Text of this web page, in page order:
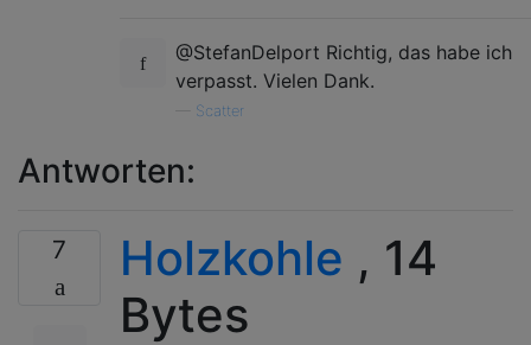
@StefanDelport Richtig, das habe ich
verpasst. Vielen Dank.
Scatter
Antworten:
7 Holzkohle , 14
Bytes